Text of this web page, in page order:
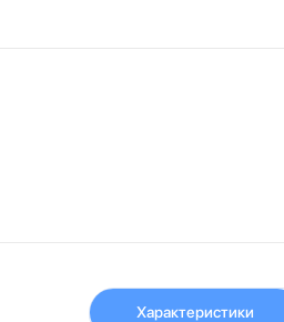
Характеристики